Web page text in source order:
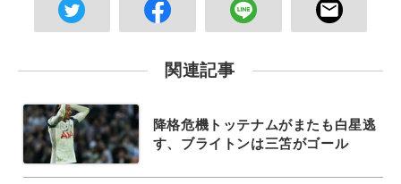
関連記事
降格危機トッテナムがまたも白星逃
す、ブライトンは三笘がゴール